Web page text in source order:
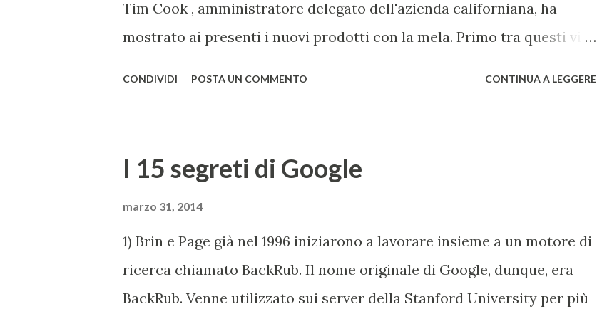
Tim Cook , amministratore delegato dell'azienda californiana, ha
mostrato ai presenti i nuovi prodotti con la mela. Primo tra questi vi è
diversi colori, già disponibili alla vendita. Il nuovo Air è veramente
sorprendente, sia in fatto di design che di prestazioni: lo spessore, già
minimo, è stato ulteriormente ridotto fino a 13,1mm, il TouchPad
funziona adesso grazie alla tecnologia Taptic Engine , che permette di
rilevare la pesantezza del tocco, il Display si baserà sulla tecnologia
CONDIVIDI POSTA UN COMMENTO CONTINUA A LEGGERE
I 15 segreti di Google
marzo 31, 2014
1) Brin e Page già nel 1996 iniziarono a lavorare insieme a un motore di
ricerca chiamato BackRub. Il nome originale di Google, dunque, era
BackRub. Venne utilizzato sui server della Stanford University per più